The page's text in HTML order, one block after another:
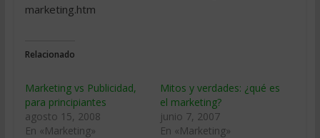
marketing.htm
Relacionado
Marketing vs Publicidad,
para principiantes
agosto 15, 2008
En «Marketing»
Mitos y verdades: ¿qué es
el marketing?
junio 7, 2007
En «Marketing»